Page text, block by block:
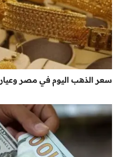
سعر الذهب اليوم في مصر وعيار 21 الآن – تحديث عاجل